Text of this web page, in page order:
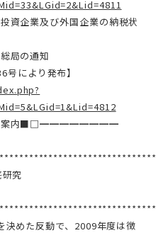
資企業及び外国企業の納税状
局の通知
号により発布】
案内■□━━━━━━━━
究
決めた反動で、2009年度は徴